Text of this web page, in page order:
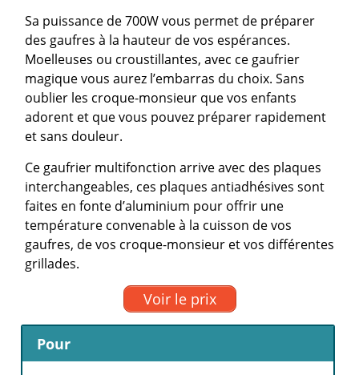
Sa puissance de 700W vous permet de préparer
des gaufres à la hauteur de vos espérances.
Moelleuses ou croustillantes, avec ce gaufrier
magique vous aurez l’embarras du choix. Sans
oublier les croque-monsieur que vos enfants
adorent et que vous pouvez préparer rapidement
et sans douleur.
Ce gaufrier multifonction arrive avec des plaques
interchangeables, ces plaques antiadhésives sont
faites en fonte d’aluminium pour offrir une
température convenable à la cuisson de vos
gaufres, de vos croque-monsieur et vos différentes
grillades.
Voir le prix
Pour